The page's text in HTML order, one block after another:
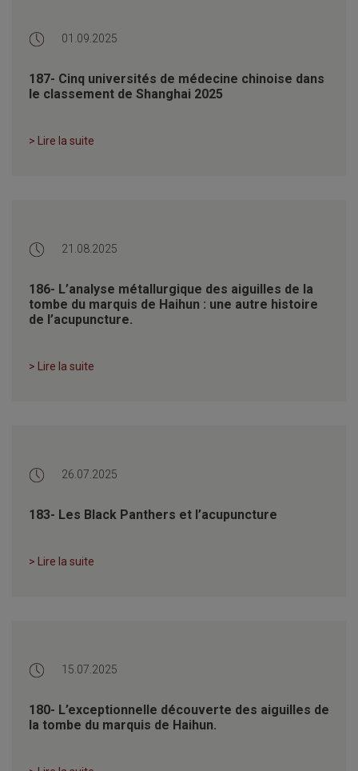
01.09.2025
187- Cinq universités de médecine chinoise dans
le classement de Shanghai 2025
> Lire la suite
21.08.2025
186- L’analyse métallurgique des aiguilles de la
tombe du marquis de Haihun : une autre histoire
de l’acupuncture.
> Lire la suite
26.07.2025
183- Les Black Panthers et l’acupuncture
> Lire la suite
15.07.2025
180- L’exceptionnelle découverte des aiguilles de
la tombe du marquis de Haihun.